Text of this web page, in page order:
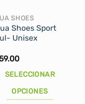
SHOES
Shoes Sport
Unisex
SELECCIONAR
OPCIONES